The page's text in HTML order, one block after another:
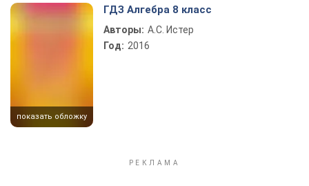
показать обложку
ГДЗ Алгебра 8 класс
Авторы: А.С. Истер
Год: 2016